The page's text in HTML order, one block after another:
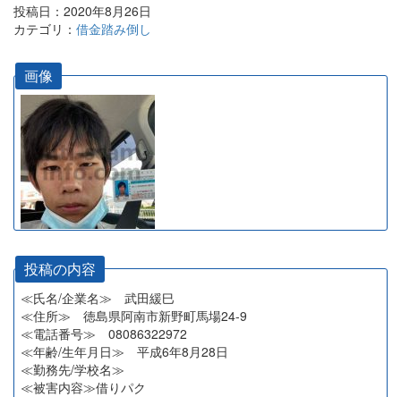
投稿日：2020年8月26日
カテゴリ： 借金踏み倒し
画像
投稿の内容
≪氏名/企業名≫ 武田緩巳
≪住所≫ 徳島県阿南市新野町馬場24-9
≪電話番号≫ 08086322972
≪年齢/生年月日≫ 平成6年8月28日
≪勤務先/学校名≫
≪被害内容≫借りパク